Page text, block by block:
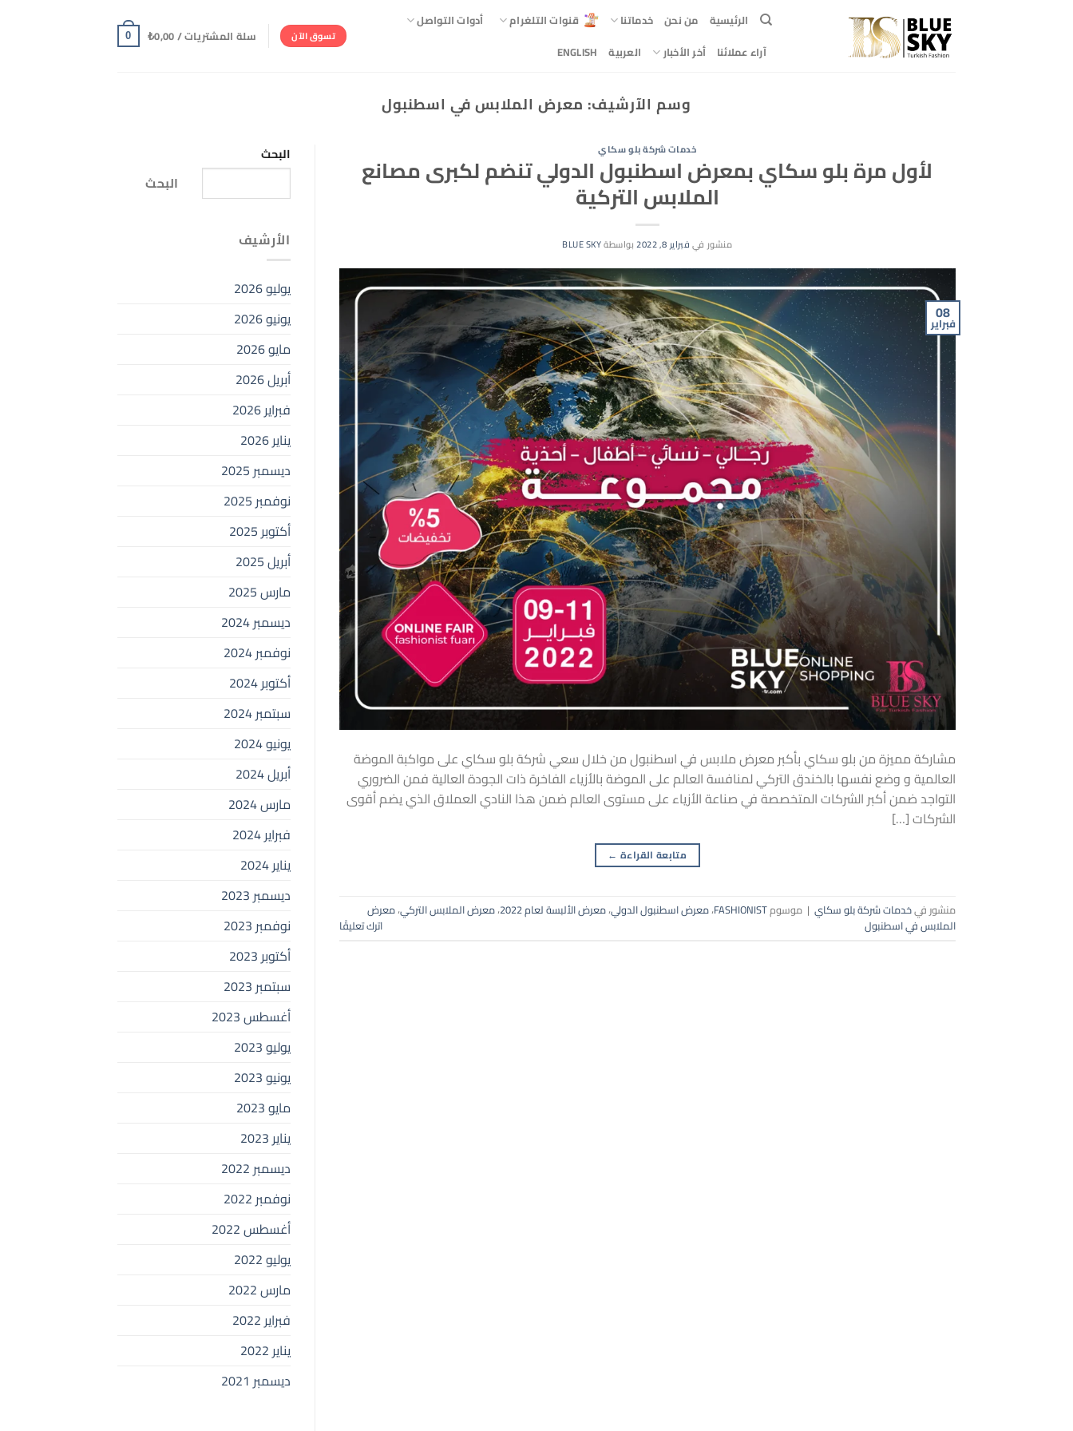
الرئيسية من نحن خدماتنا قنوات التلغرام
أدوات التواصل
آراء عملائنا
أخر الأخبار العربية ENGLISH
تسوق الآن سلة المشتريات / ₺0,00
0
وسم الآرشيف: معرض الملابس في اسطنبول
خدمات شركة بلو سكاي
لأول مرة بلو سكاي بمعرض اسطنبول الدولي تنضم لكبرى مصانع
الملابس التركية
منشور فيفبراير 8, 2022 بواسطةBLUE SKY
08
فبراير
مشاركة مميزة من بلو سكاي بأكبر معرض ملابس في اسطنبول من خلال سعي شركة بلو سكاي على مواكبة الموضة
العالمية و وضع نفسها بالخندق التركي لمنافسة العالم على الموضة بالأزياء الفاخرة ذات الجودة العالية فمن الضروري
التواجد ضمن أكبر الشركات المتخصصة في صناعة الأزياء على مستوى العالم ضمن هذا النادي العملاق الذي يضم أقوى
الشركات […]
متابعة القراءة ←
منشور فيخدمات شركة بلو سكاي | موسومFASHIONIST،معرض اسطنبول الدولي،معرض الألبسة لعام 2022 ،معرض الملابس التركي،معرض
الملابس في اسطنبول
اترك تعليقًا
البحث
البحث
الأرشيف
يوليو 2026
يونيو 2026
مايو 2026
أبريل 2026
فبراير 2026
يناير 2026
ديسمبر 2025
نوفمبر 2025
أكتوبر 2025
أبريل 2025
مارس 2025
ديسمبر 2024
نوفمبر 2024
أكتوبر 2024
سبتمبر 2024
يونيو 2024
أبريل 2024
مارس 2024
فبراير 2024
يناير 2024
ديسمبر 2023
نوفمبر 2023
أكتوبر 2023
سبتمبر 2023
أغسطس 2023
يوليو 2023
يونيو 2023
مايو 2023
يناير 2023
ديسمبر 2022
نوفمبر 2022
أغسطس 2022
يوليو 2022
مارس 2022
فبراير 2022
يناير 2022
ديسمبر 2021